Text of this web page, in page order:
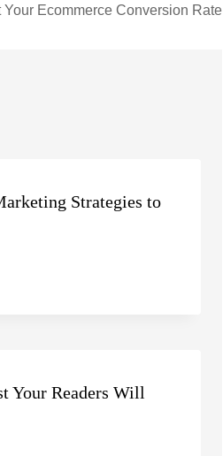
Ecommerce Conversion Rate
Strategies to
Your Readers Will